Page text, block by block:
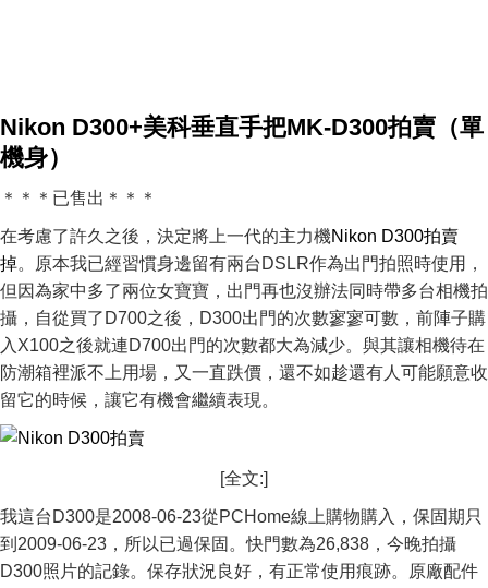
Nikon D300+美科垂直手把MK-D300拍賣（單
機身）
＊＊＊ 已售出 ＊＊＊
在考慮了許久之後，決定將上一代的主力機Nikon D300拍賣
掉。原本我已經習慣身邊留有兩台DSLR作為出門拍照時使用，
但因為家中多了兩位女寶寶，出門再也沒辦法同時帶多台相機拍
攝，自從買了D700之後，D300出門的次數寥寥可數，前陣子購
入X100之後就連D700出門的次數都大為減少。與其讓相機待在
防潮箱裡派不上用場，又一直跌價，還不如趁還有人可能願意收
留它的時候，讓它有機會繼續表現。
[全文:]
我這台D300是2008-06-23從PCHome線上購物購入，保固期只
到2009-06-23，所以已過保固。快門數為26,838，今晚拍攝
D300照片的記錄。保存狀況良好，有正常使用痕跡。原廠配件